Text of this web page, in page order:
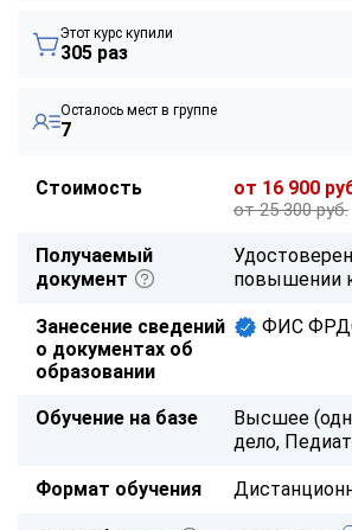
Этот курс купили
305 раз
Осталось мест в группе
7
Стоимость от 16 900
от 25 300 руб.
Получаемый
документ
повышении
Занесение сведений
о документах об
образовании
ФИС
Обучение на базе
Высшее
дело,
Формат обучения